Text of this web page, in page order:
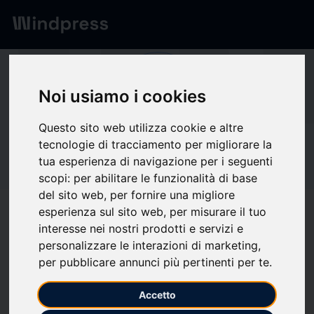
Noi usiamo i cookies
Questo sito web utilizza cookie e altre
tecnologie di tracciamento per migliorare la
tua esperienza di navigazione per i seguenti
scopi: per abilitare le funzionalità di base
del sito web, per fornire una migliore
esperienza sul sito web, per misurare il tuo
interesse nei nostri prodotti e servizi e
personalizzare le interazioni di marketing,
per pubblicare annunci più pertinenti per te.
Accetto
Network/Società
Mi
Non verificato
Mirum
Pharmaceuticals,
Inc. and Incyte
favorite Segui aggiornamenti